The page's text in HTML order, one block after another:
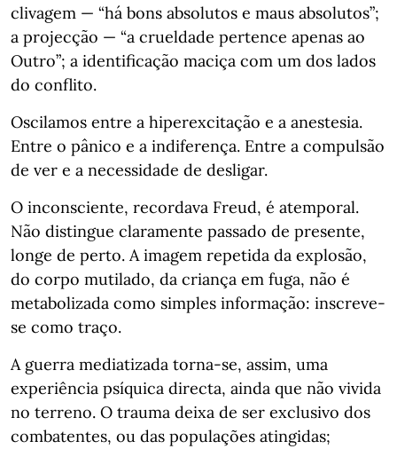
clivagem — “há bons absolutos e maus absolutos”;
a projecção — “a crueldade pertence apenas ao
Outro”; a identificação maciça com um dos lados
do conflito.
Oscilamos entre a hiperexcitação e a anestesia.
Entre o pânico e a indiferença. Entre a compulsão
de ver e a necessidade de desligar.
O inconsciente, recordava Freud, é atemporal.
Não distingue claramente passado de presente,
longe de perto. A imagem repetida da explosão,
do corpo mutilado, da criança em fuga, não é
metabolizada como simples informação: inscreve-
se como traço.
A guerra mediatizada torna-se, assim, uma
experiência psíquica directa, ainda que não vivida
no terreno. O trauma deixa de ser exclusivo dos
combatentes, ou das populações atingidas;